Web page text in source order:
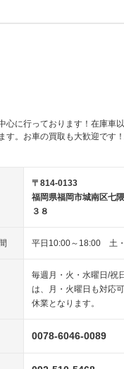
－ 電動格納ミラー
－ ポータブルナビ
3列シート
オットマン
に行っております！在庫車
。お車の買取も大歓迎です
〒814-0133
福岡県福岡市城南区七
３８
平日10:00～18:00 土
毎週月・火・水曜日/祝
は、月・火曜日も対応
休業となります。
0078-6046-0089